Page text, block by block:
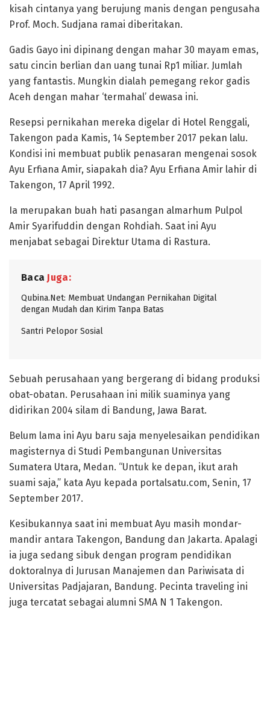
kisah cintanya yang berujung manis dengan pengusaha
Prof. Moch. Sudjana ramai diberitakan.
Gadis Gayo ini dipinang dengan mahar 30 mayam emas,
satu cincin berlian dan uang tunai Rp1 miliar. Jumlah
yang fantastis. Mungkin dialah pemegang rekor gadis
Aceh dengan mahar ‘termahal’ dewasa ini.
Resepsi pernikahan mereka digelar di Hotel Renggali,
Takengon pada Kamis, 14 September 2017 pekan lalu.
Kondisi ini membuat publik penasaran mengenai sosok
Ayu Erfiana Amir, siapakah dia? Ayu Erfiana Amir lahir di
Takengon, 17 April 1992.
Ia merupakan buah hati pasangan almarhum Pulpol
Amir Syarifuddin dengan Rohdiah. Saat ini Ayu
menjabat sebagai Direktur Utama di Rastura.
Baca Juga:
Qubina.Net: Membuat Undangan Pernikahan Digital
dengan Mudah dan Kirim Tanpa Batas
Santri Pelopor Sosial
Sebuah perusahaan yang bergerang di bidang produksi
obat-obatan. Perusahaan ini milik suaminya yang
didirikan 2004 silam di Bandung, Jawa Barat.
Belum lama ini Ayu baru saja menyelesaikan pendidikan
magisternya di Studi Pembangunan Universitas
Sumatera Utara, Medan. “Untuk ke depan, ikut arah
suami saja,” kata Ayu kepada portalsatu.com, Senin, 17
September 2017.
Kesibukannya saat ini membuat Ayu masih mondar-
mandir antara Takengon, Bandung dan Jakarta. Apalagi
ia juga sedang sibuk dengan program pendidikan
doktoralnya di Jurusan Manajemen dan Pariwisata di
Universitas Padjajaran, Bandung. Pecinta traveling ini
juga tercatat sebagai alumni SMA N 1 Takengon.